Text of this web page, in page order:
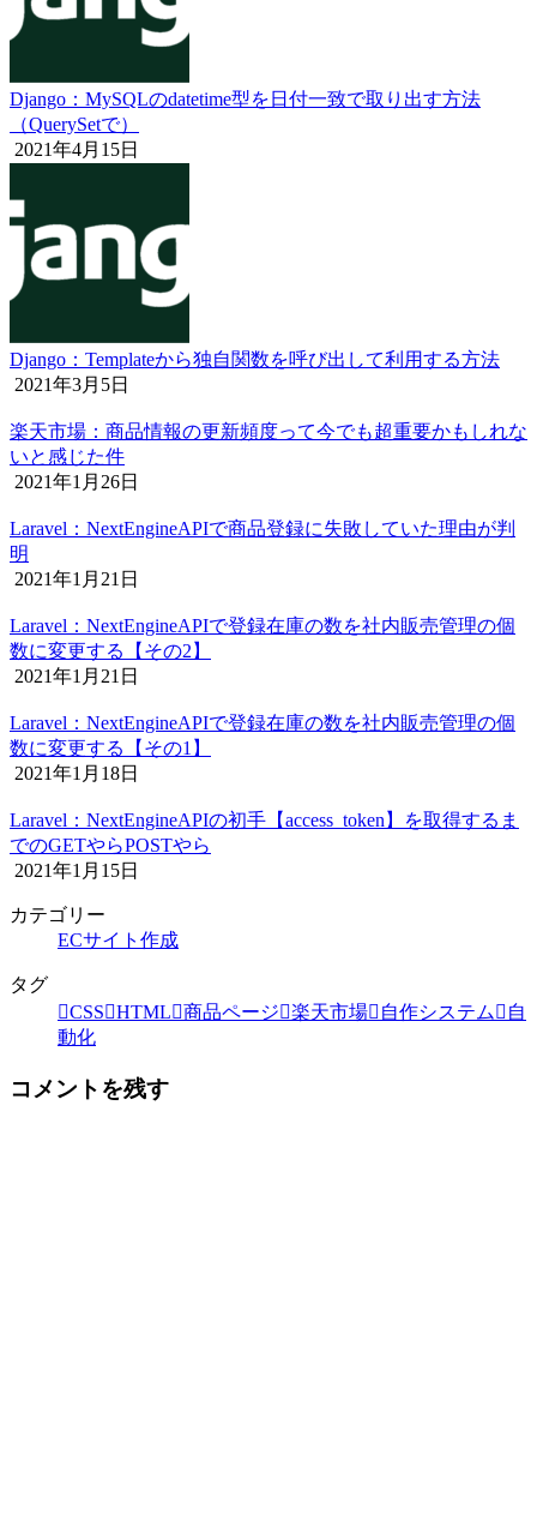
Django：MySQLのdatetime型を日付一致で取り出す方法
（QuerySetで）
2021年4月15日
Django：Templateから独自関数を呼び出して利用する方法
2021年3月5日
楽天市場：商品情報の更新頻度って今でも超重要かもしれな
いと感じた件
2021年1月26日
Laravel：NextEngineAPIで商品登録に失敗していた理由が判
明
2021年1月21日
Laravel：NextEngineAPIで登録在庫の数を社内販売管理の個
数に変更する【その2】
2021年1月21日
Laravel：NextEngineAPIで登録在庫の数を社内販売管理の個
数に変更する【その1】
2021年1月18日
Laravel：NextEngineAPIの初手【access_token】を取得するま
でのGETやらPOSTやら
2021年1月15日
カテゴリー
ECサイト作成
タグ
CSS
HTML 商品ページ 楽天市場 自作システム
自
動化
コメントを残す